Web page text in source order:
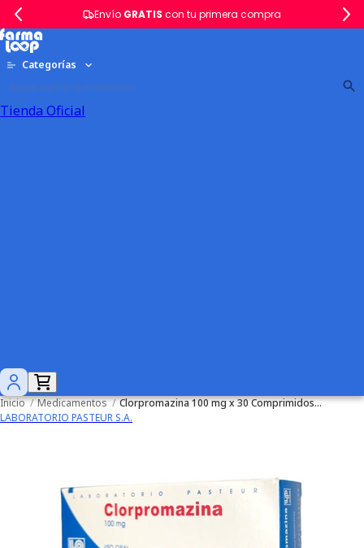
Envío GRATIS con tu primera compra
Categorías
Tienda Oficial
Inicio / Medicamentos /
Clorpromazina 100 mg x 30 Comprimidos Recubiertos
LABORATORIO PASTEUR S.A.